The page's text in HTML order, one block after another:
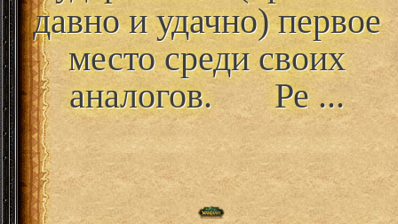
давно и удачно) первое
место среди своих
аналогов. Ре ...